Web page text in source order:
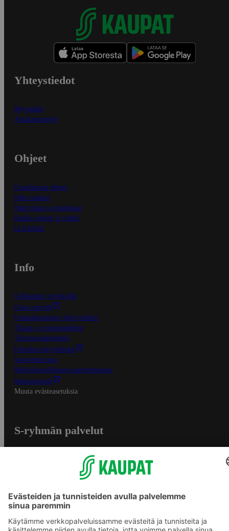
Yhteystiedot
Myymälät
Asiakaspalvelu
Ohjeet
Ensitilaajan ohjeet
Näin maksat
Näin tilaat ja muokkaat
Kaikki ohjeet ja vinkit
In English
Info
S-Business yrityksille
Oiva-raportit
Osuuskauppojen yhteystiedot
Tilaus- ja toimitusehdot
Tietosuojakäytäntö
Palvelun käyttöehdot
Saavutettavuus
Mobiilisovelluksen saavutettavuus
Mainostajalle
Muuta evästeasetuksia
S-ryhmän palvelut
S-ostoslista -sovellus
Prisma.fi
Sokos.fi
S-Pankki